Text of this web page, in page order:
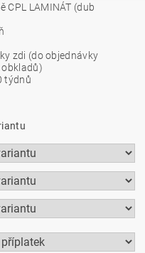
CPL LAMINÁT (dub
zdi (do objednávky
týdnů